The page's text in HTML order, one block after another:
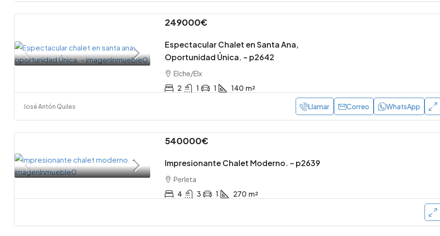
249000€
Espectacular Chalet en Santa Ana,
Oportunidad Única. – p2642
Elche/Elx
2
1 1 140 m²
José Antón Quiles Llamar Correo WhatsApp
540000€
Impresionante Chalet Moderno. – p2639
Perleta
4
3 1 270 m²